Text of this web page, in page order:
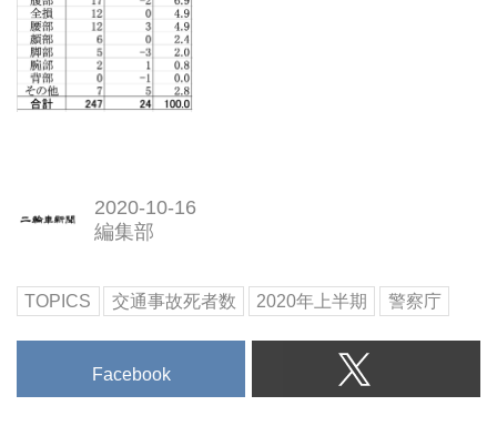
2020-10-16
編集部
TOPICS 交通事故死者数 2020年上半期 警察庁
Facebook